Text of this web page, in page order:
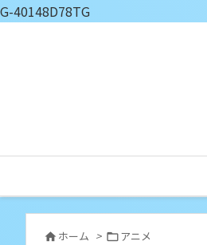
G-40148D78TG
 ホーム > アニメ